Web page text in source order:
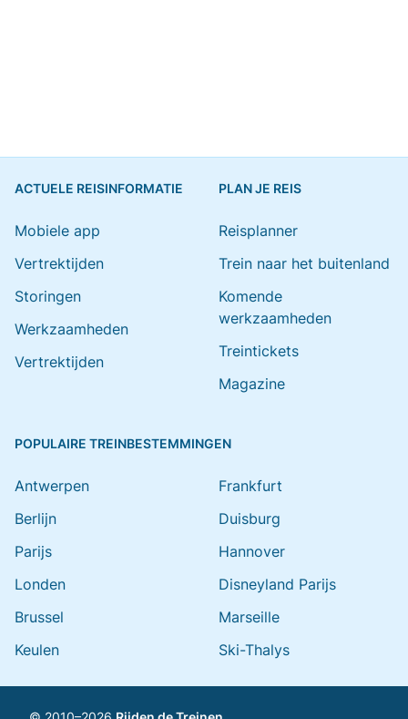
ACTUELE REISINFORMATIE
Mobiele app
Vertrektijden
Storingen
Werkzaamheden
Vertrektijden
PLAN JE REIS
Reisplanner
Trein naar het buitenland
Komende
werkzaamheden
Treintickets
Magazine
POPULAIRE TREINBESTEMMINGEN
Antwerpen
Berlijn
Parijs
Londen
Brussel
Keulen
Frankfurt
Duisburg
Hannover
Disneyland Parijs
Marseille
Ski-Thalys